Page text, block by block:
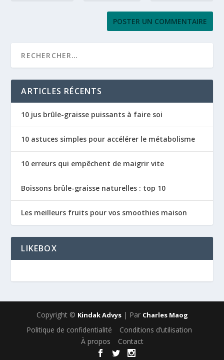
ARTICLES RÉCENTS
10 jus brûle-graisse puissants à faire soi
10 astuces simples pour accélérer le métabolisme
10 erreurs qui empêchent de maigrir vite
Boissons brûle-graisse naturelles : top 10
Les meilleurs fruits pour vos smoothies maison
LIKEBOX
Copyright © Kindak Advys| Par Charles Maog
Politique de confidentialité
Conditions d’utilisation
À propos
Contact